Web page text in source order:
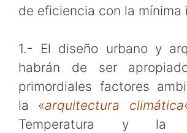
de eficiencia con la mínima
1.- El diseño urbano y
habrán de ser
primordiales factores
la «arquitectura climática
Temperatura y la